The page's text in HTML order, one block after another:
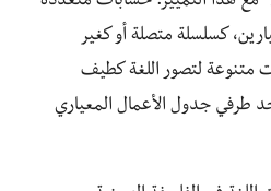
كسلسلة متصلة أو كغير
متنوعة لتصور اللغة كطيف
طرفي جدول الأعمال المعياري